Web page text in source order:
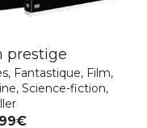
prestige
, Fantastique, Film,
, Science-fiction,
€